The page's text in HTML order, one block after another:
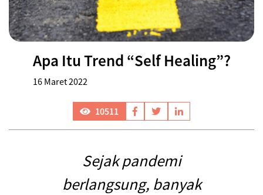
Apa Itu Trend “Self Healing”?
16 Maret 2022
10511
Sejak pandemi
berlangsung, banyak